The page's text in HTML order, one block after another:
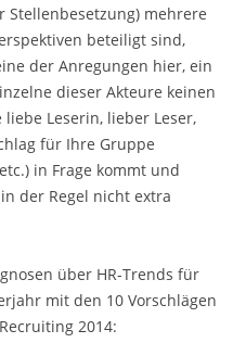
Stellenbesetzung) mehrere
beteiligt sind,
der Anregungen hier, ein
dieser Akteure keinen
Leserin, lieber Leser,
für Ihre Gruppe
in Frage kommt und
der Regel nicht extra
über HR-Trends für
mit den 10 Vorschlägen
2014: